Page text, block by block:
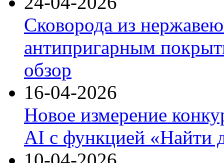
Сковорода из
антипригарным
обзор
16-04-2026
Новое измерение
AI с функцией «Найти